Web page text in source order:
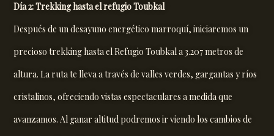
Día 2: Trekking hasta el refugio Toubkal
Después de un desayuno energético marroquí, iniciaremos un
precioso trekking hasta el Refugio Toubkal a 3.207 metros de
altura. La ruta te lleva a través de valles verdes, gargantas y ríos
cristalinos, ofreciendo vistas espectaculares a medida que
avanzamos. Al ganar altitud podremos ir viendo los cambios de